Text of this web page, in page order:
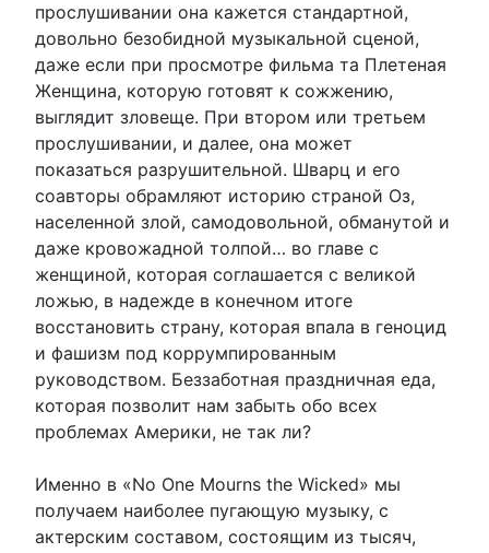
прослушивании она кажется стандартной,
довольно безобидной музыкальной сценой,
даже если при просмотре фильма та Плетеная
Женщина, которую готовят к сожжению,
выглядит зловеще. При втором или третьем
прослушивании, и далее, она может
показаться разрушительной. Шварц и его
соавторы обрамляют историю страной Оз,
населенной злой, самодовольной, обманутой и
даже кровожадной толпой… во главе с
женщиной, которая соглашается с великой
ложью, в надежде в конечном итоге
восстановить страну, которая впала в геноцид
и фашизм под коррумпированным
руководством. Беззаботная праздничная еда,
которая позволит нам забыть обо всех
проблемах Америки, не так ли?
Именно в «No One Mourns the Wicked» мы
получаем наиболее пугающую музыку, с
актерским составом, состоящим из тысяч,